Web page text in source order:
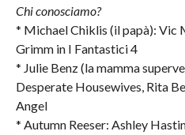
Chi conosciamo?
* Michael Chiklis (il papà): Vic
Grimm in I Fantastici 4
* Julie Benz (la mamma
Desperate Housewives, Rita
Angel
* Autumn Reeser: Ashley